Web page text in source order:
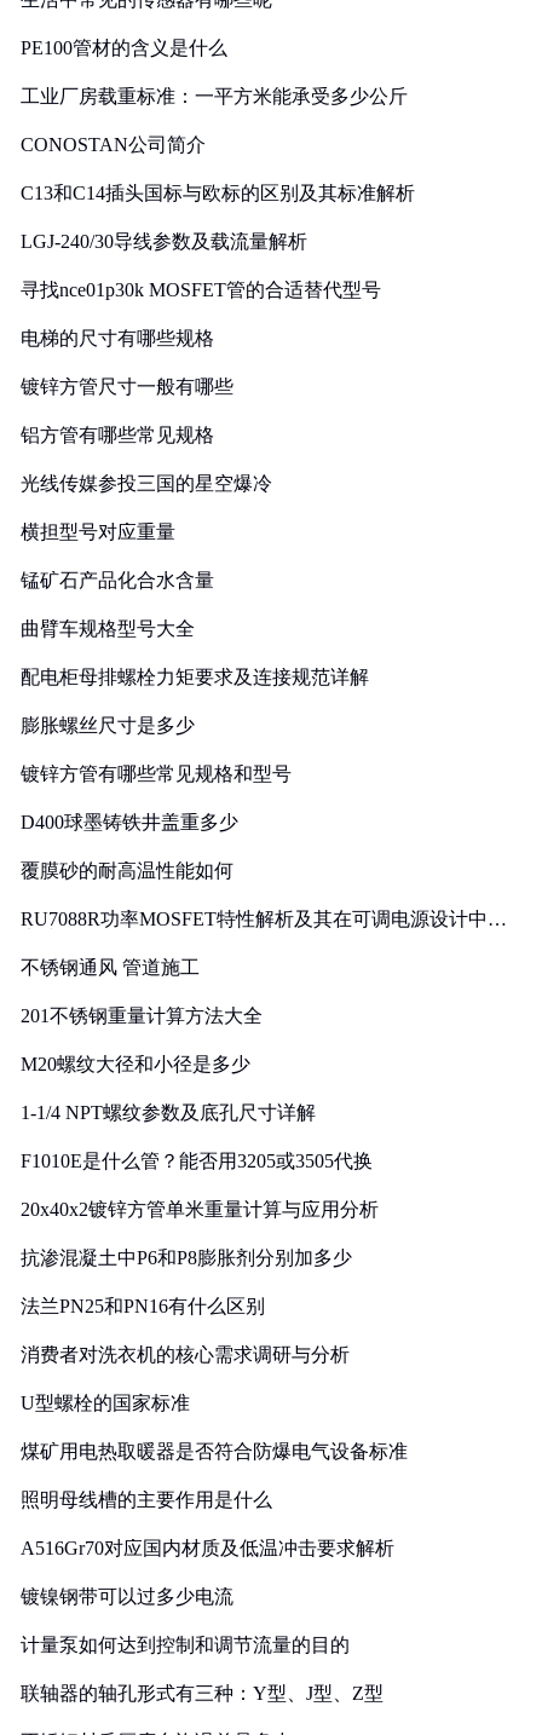
PE100管材的含义是什么
工业厂房载重标准：一平方米能承受多少公斤
CONOSTAN公司简介
C13和C14插头国标与欧标的区别及其标准解析
LGJ-240/30导线参数及载流量解析
寻找nce01p30k MOSFET管的合适替代型号
电梯的尺寸有哪些规格
镀锌方管尺寸一般有哪些
铝方管有哪些常见规格
光线传媒参投三国的星空爆冷
横担型号对应重量
锰矿石产品化合水含量
曲臂车规格型号大全
配电柜母排螺栓力矩要求及连接规范详解
膨胀螺丝尺寸是多少
镀锌方管有哪些常见规格和型号
D400球墨铸铁井盖重多少
覆膜砂的耐高温性能如何
RU7088R功率MOSFET特性解析及其在可调电源设计中的
不锈钢通风 管道施工
201不锈钢重量计算方法大全
M20螺纹大径和小径是多少
1-1/4 NPT螺纹参数及底孔尺寸详解
F1010E是什么管？能否用3205或3505代换
20x40x2镀锌方管单米重量计算与应用分析
抗渗混凝土中P6和P8膨胀剂分别加多少
法兰PN25和PN16有什么区别
消费者对洗衣机的核心需求调研与分析
U型螺栓的国家标准
煤矿用电热取暖器是否符合防爆电气设备标准
照明母线槽的主要作用是什么
A516Gr70对应国内材质及低温冲击要求解析
镀镍钢带可以过多少电流
计量泵如何达到控制和调节流量的目的
联轴器的轴孔形式有三种：Y型、J型、Z型